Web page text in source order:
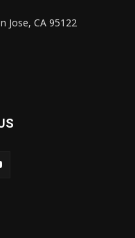
Jose, CA 95122